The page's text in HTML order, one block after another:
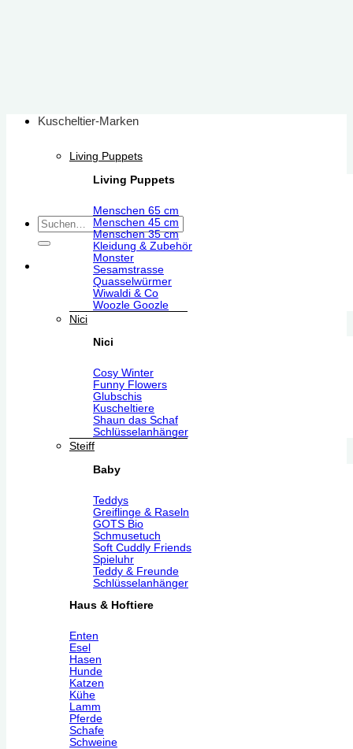
Suchen
nach:
Kuscheltier-Marken
Living Puppets
Living Puppets
Menschen 65 cm
Menschen 45 cm
Menschen 35 cm
Kleidung & Zubehör
Monster
Sesamstrasse
Quasselwürmer
Wiwaldi & Co
Woozle Goozle
Nici
Nici
Cosy Winter
Funny Flowers
Glubschis
Kuscheltiere
Shaun das Schaf
Schlüsselanhänger
Steiff
Baby
Teddys
Greiflinge & Raseln
GOTS Bio
Schmusetuch
Soft Cuddly Friends
Spieluhr
Teddy & Freunde
Schlüsselanhänger
Haus & Hoftiere
Enten
Esel
Hasen
Hunde
Katzen
Kühe
Lamm
Pferde
Schafe
Schweine